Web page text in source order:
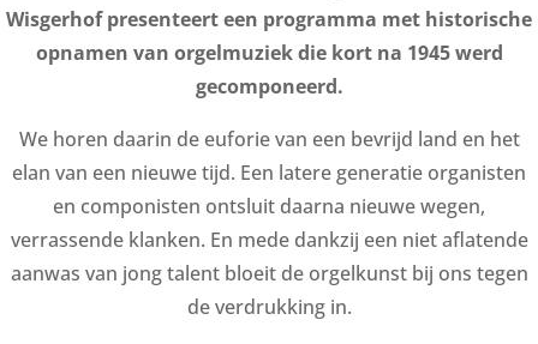
Wisgerhof presenteert een programma met historische
opnamen van orgelmuziek die kort na 1945 werd
gecomponeerd.
We horen daarin de euforie van een bevrijd land en het
elan van een nieuwe tijd. Een latere generatie organisten
en componisten ontsluit daarna nieuwe wegen,
verrassende klanken. En mede dankzij een niet aflatende
aanwas van jong talent bloeit de orgelkunst bij ons tegen
de verdrukking in.